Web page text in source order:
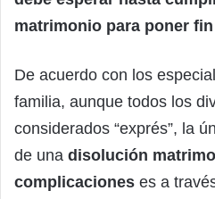
matrimonio para poner
De acuerdo con los
familia, aunque todos los
considerados “exprés”, la
de una disolución
complicaciones es a